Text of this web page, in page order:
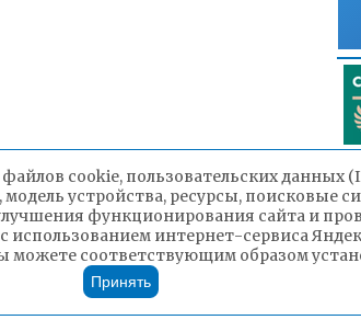
cookie, пользовательских данных
устройства, ресурсы, поисковые
функционирования сайта и
использованием интернет-сервиса
соответствующим образом
Принять